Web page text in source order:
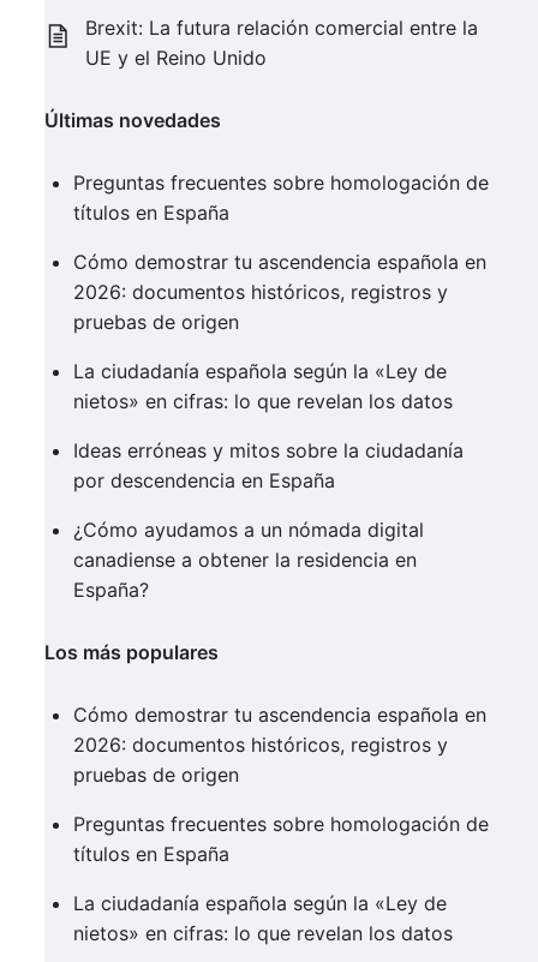
Brexit: La futura relación comercial entre la
UE y el Reino Unido
Últimas novedades
Preguntas frecuentes sobre homologación de
títulos en España
Cómo demostrar tu ascendencia española en
2026: documentos históricos, registros y
pruebas de origen
La ciudadanía española según la «Ley de
nietos» en cifras: lo que revelan los datos
Ideas erróneas y mitos sobre la ciudadanía
por descendencia en España
¿Cómo ayudamos a un nómada digital
canadiense a obtener la residencia en
España?
Los más populares
Cómo demostrar tu ascendencia española en
2026: documentos históricos, registros y
pruebas de origen
Preguntas frecuentes sobre homologación de
títulos en España
La ciudadanía española según la «Ley de
nietos» en cifras: lo que revelan los datos